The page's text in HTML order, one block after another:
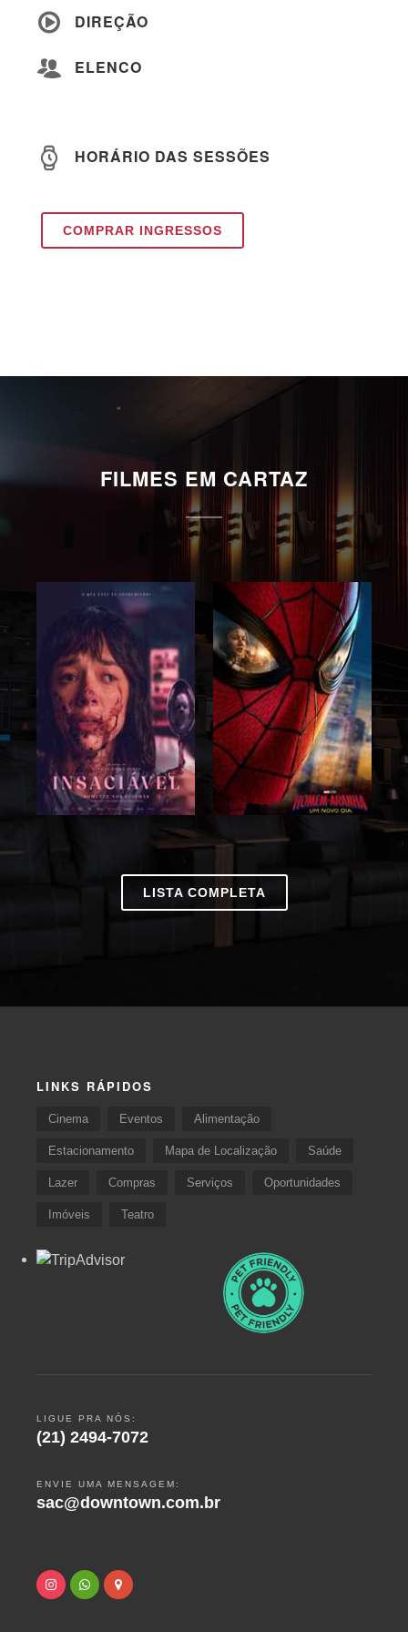
DIREÇÃO
ELENCO
HORÁRIO DAS SESSÕES
COMPRAR INGRESSOS
FILMES EM CARTAZ
LISTA COMPLETA
LINKS RÁPIDOS
Cinema Eventos Alimentação
Estacionamento Mapa de Localização Saúde
Lazer Compras Serviços Oportunidades
Imóveis Teatro
LIGUE PRA NÓS:
(21) 2494-7072
ENVIE UMA MENSAGEM:
sac@downtown.com.br